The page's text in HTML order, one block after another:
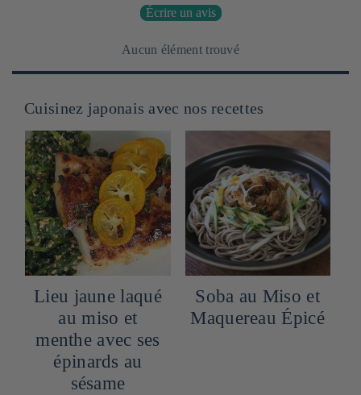
Écrire un avis
Aucun élément trouvé
Cuisinez japonais avec nos recettes
Lieu jaune laqué
au miso et
menthe avec ses
épinards au
sésame
Soba au Miso et
Maquereau Épicé